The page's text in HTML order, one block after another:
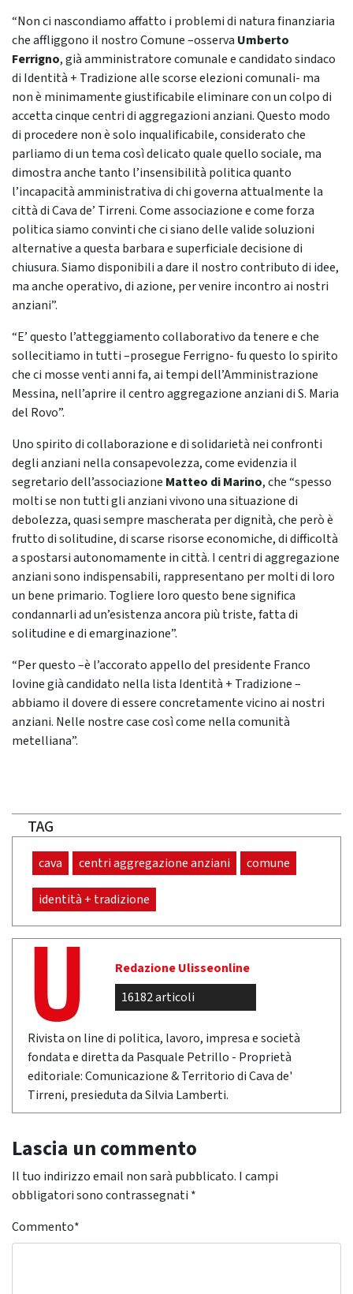
“Non ci nascondiamo affatto i problemi di natura finanziaria
che affliggono il nostro Comune –osserva Umberto
Ferrigno, già amministratore comunale e candidato sindaco
di Identità + Tradizione alle scorse elezioni comunali- ma
non è minimamente giustificabile eliminare con un colpo di
accetta cinque centri di aggregazioni anziani. Questo modo
di procedere non è solo inqualificabile, considerato che
parliamo di un tema così delicato quale quello sociale, ma
dimostra anche tanto l’insensibilità politica quanto
l’incapacità amministrativa di chi governa attualmente la
città di Cava de’ Tirreni. Come associazione e come forza
politica siamo convinti che ci siano delle valide soluzioni
alternative a questa barbara e superficiale decisione di
chiusura. Siamo disponibili a dare il nostro contributo di idee,
ma anche operativo, di azione, per venire incontro ai nostri
anziani”.
“E’ questo l’atteggiamento collaborativo da tenere e che
sollecitiamo in tutti –prosegue Ferrigno- fu questo lo spirito
che ci mosse venti anni fa, ai tempi dell’Amministrazione
Messina, nell’aprire il centro aggregazione anziani di S. Maria
del Rovo”.
Uno spirito di collaborazione e di solidarietà nei confronti
degli anziani nella consapevolezza, come evidenzia il
segretario dell’associazione Matteo di Marino, che “spesso
molti se non tutti gli anziani vivono una situazione di
debolezza, quasi sempre mascherata per dignità, che però è
frutto di solitudine, di scarse risorse economiche, di difficoltà
a spostarsi autonomamente in città. I centri di aggregazione
anziani sono indispensabili, rappresentano per molti di loro
un bene primario. Togliere loro questo bene significa
condannarli ad un’esistenza ancora più triste, fatta di
solitudine e di emarginazione”.
“Per questo –è l’accorato appello del presidente Franco
Iovine già candidato nella lista Identità + Tradizione –
abbiamo il dovere di essere concretamente vicino ai nostri
anziani. Nelle nostre case così come nella comunità
metelliana”.
TAG
cava centri aggregazione anziani comune
identità + tradizione
Redazione Ulisseonline
16182 articoli
Rivista on line di politica, lavoro, impresa e società
fondata e diretta da Pasquale Petrillo - Proprietà
editoriale: Comunicazione & Territorio di Cava de'
Tirreni, presieduta da Silvia Lamberti.
Lascia un commento
Il tuo indirizzo email non sarà pubblicato. I campi
obbligatori sono contrassegnati *
Commento*